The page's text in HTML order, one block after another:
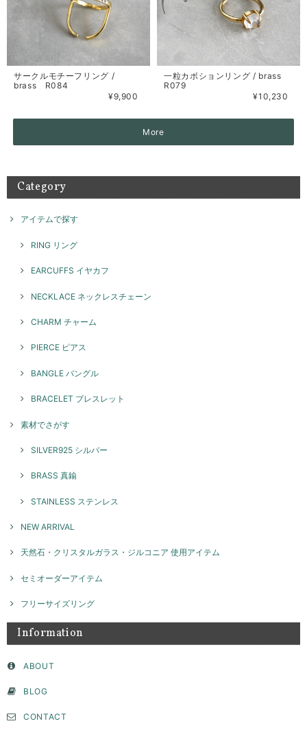
サークルモチーフリング /
brass R084
¥9,900
一粒カボションリング / brass
R079
¥10,230
More
Category
アイテムで探す
RING リング
EARCUFFS イヤカフ
NECKLACE ネックレスチェーン
CHARM チャーム
PIERCE ピアス
BANGLE バングル
BRACELET ブレスレット
素材でさがす
SILVER925 シルバー
BRASS 真鍮
STAINLESS ステンレス
NEW ARRIVAL
天然石・クリスタルガラス・ジルコニア 使用アイテム
セミオーダーアイテム
フリーサイズリング
Information
ABOUT
BLOG
CONTACT